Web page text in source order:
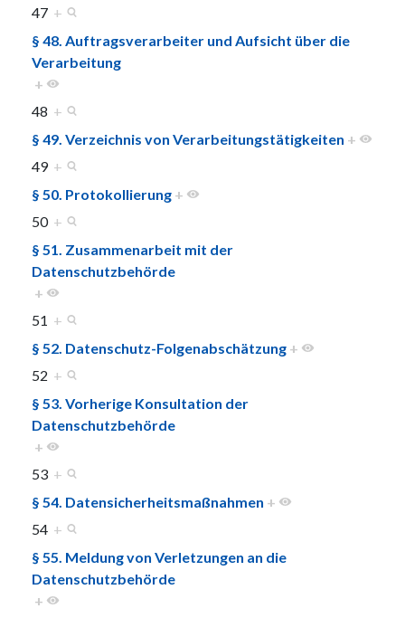
47 +
§ 48. Auftragsverarbeiter und Aufsicht über die
Verarbeitung
+
48 +
§ 49. Verzeichnis von Verarbeitungstätigkeiten +
49 +
§ 50. Protokollierung +
50 +
§ 51. Zusammenarbeit mit der
Datenschutzbehörde
+
51 +
§ 52. Datenschutz-Folgenabschätzung +
52 +
§ 53. Vorherige Konsultation der
Datenschutzbehörde
+
53 +
§ 54. Datensicherheitsmaßnahmen +
54 +
§ 55. Meldung von Verletzungen an die
Datenschutzbehörde
+